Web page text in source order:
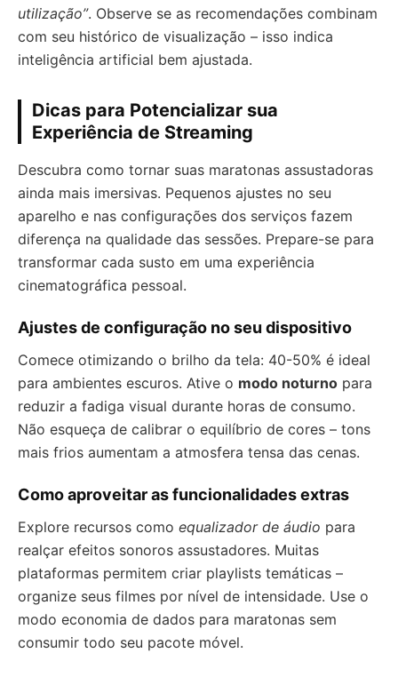
utilização”. Observe se as recomendações combinam
com seu histórico de visualização – isso indica
inteligência artificial bem ajustada.
Dicas para Potencializar sua
Experiência de Streaming
Descubra como tornar suas maratonas assustadoras
ainda mais imersivas. Pequenos ajustes no seu
aparelho e nas configurações dos serviços fazem
diferença na qualidade das sessões. Prepare-se para
transformar cada susto em uma experiência
cinematográfica pessoal.
Ajustes de configuração no seu dispositivo
Comece otimizando o brilho da tela: 40-50% é ideal
para ambientes escuros. Ative o modo noturno para
reduzir a fadiga visual durante horas de consumo.
Não esqueça de calibrar o equilíbrio de cores – tons
mais frios aumentam a atmosfera tensa das cenas.
Como aproveitar as funcionalidades extras
Explore recursos como equalizador de áudio para
realçar efeitos sonoros assustadores. Muitas
plataformas permitem criar playlists temáticas –
organize seus filmes por nível de intensidade. Use o
modo economia de dados para maratonas sem
consumir todo seu pacote móvel.